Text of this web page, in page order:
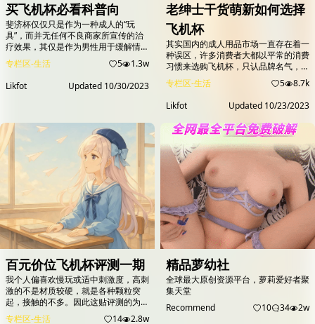
买飞机杯必看科普向
斐济杯仅仅只是作为一种成人的“玩
具”，而并无任何不良商家所宣传的治
疗效果，其仅是作为男性用于缓解情绪
的一种工具。因此，我们大可不必对此
话题捻神捻鬼，在合适的场合下正确、
适度的使用斐济杯，反而能达到舒缓心
情、释放性冲动、防止前列腺炎等疾病
注。
专栏区-生活 5
1.3w
Likfot
Updated 10/30/2023
老绅士干货萌新如何选择
飞机杯
其实国内的成人用品市场一直存在着一
种误区，许多消费者大都以平常的消费
习惯来选购飞机杯，只认品牌名气，而
少有深入产品本身，盲目追捧那些广告
打得响亮的品牌，导致错过了不少物美
价廉的好产品。 其实，由于商品的特
殊性，许多品牌是无法在国内有效推广
的，一些名不见传的品牌虽也能做出令
人耳目一新的产品，不仅体验上比某些
粪作更佳，而且性价比往往比大品牌更
高，诚意更足，但因为缺乏宣传而没有
得到足够的关注和认...
专栏区-生活 5
8.7k
Likfot
Updated 10/23/2023
百元价位飞机杯评测一期
我个人偏喜欢慢玩或适中刺激度，高刺
激的不是材质较硬，就是各种颗粒突
起，接触的不多。因此这贴评测的为一
款慢玩杯子，此类型的杯子能让你牛子
专栏区-生活 14
2.8w
精品萝幼社
全球最大原创资源平台，萝莉爱好者聚
集天堂
Recommend
10 34
2w